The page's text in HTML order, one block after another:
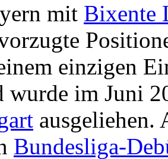
mit Bixente
einzigen
wurde im Juni
ausgeliehen.
Bundesliga-